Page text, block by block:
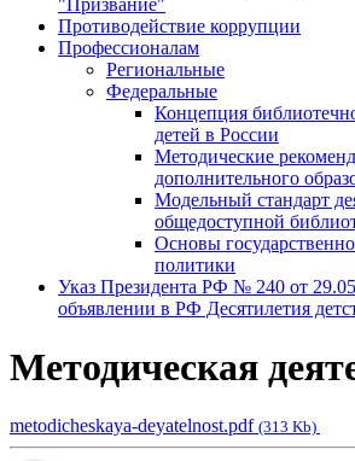
Противодействие коррупции
Профессионалам
Региональные
Федеральные
Концепция
детей в России
Методические
дополнительного
Модельный стандарт
общедоступной
Основы
политики
Указ Президента РФ № 240 от
объявлении в РФ Десятилетия
Методическая
metodicheskaya-deyatelnost.pdf (313 Kb)